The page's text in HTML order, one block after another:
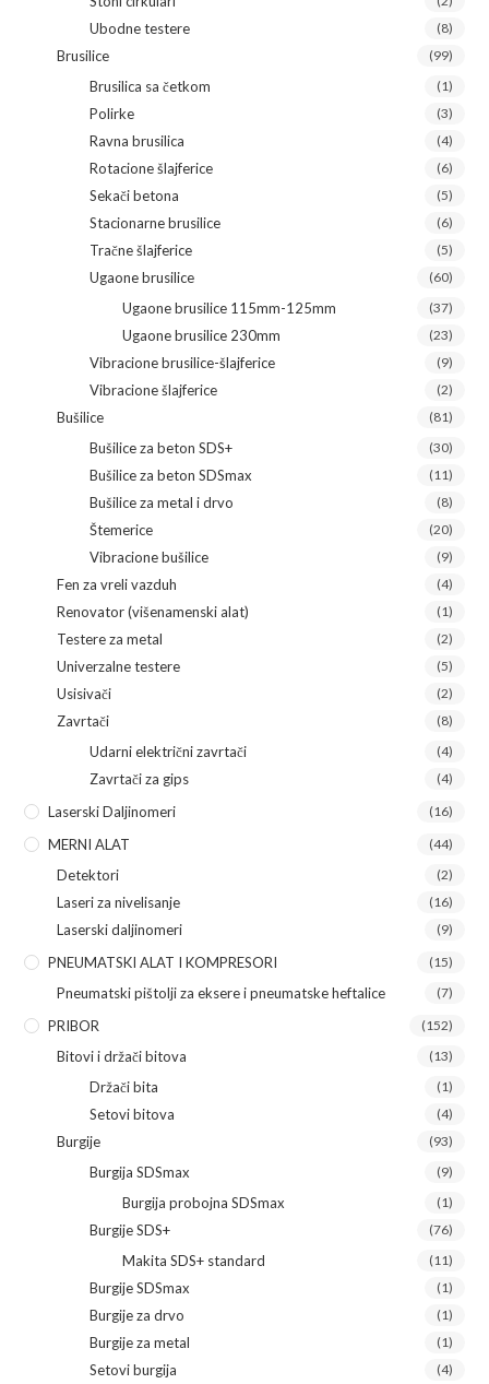
Ubodne testere (8)
Brusilice (99)
Brusilica sa četkom (1)
Polirke (3)
Ravna brusilica (4)
Rotacione šlajferice (6)
Sekači betona (5)
Stacionarne brusilice (6)
Tračne šlajferice (5)
Ugaone brusilice (60)
Ugaone brusilice 115mm-125mm (37)
Ugaone brusilice 230mm (23)
Vibracione brusilice-šlajferice (9)
Vibracione šlajferice (2)
Bušilice (81)
Bušilice za beton SDS+ (30)
Bušilice za beton SDSmax (11)
Bušilice za metal i drvo (8)
Štemerice (20)
Vibracione bušilice (9)
Fen za vreli vazduh (4)
Renovator (višenamenski alat) (1)
Testere za metal (2)
Univerzalne testere (5)
Usisivači (2)
Zavrtači (8)
Udarni električni zavrtači (4)
Zavrtači za gips (4)
Laserski Daljinomeri (16)
MERNI ALAT (44)
Detektori (2)
Laseri za nivelisanje (16)
Laserski daljinomeri (9)
PNEUMATSKI ALAT I KOMPRESORI (15)
Pneumatski pištolji za eksere i pneumatske heftalice (7)
PRIBOR (152)
Bitovi i držači bitova (13)
Držači bita (1)
Setovi bitova (4)
Burgije (93)
Burgija SDSmax (9)
Burgija probojna SDSmax (1)
Burgije SDS+ (76)
Makita SDS+ standard (11)
Burgije SDSmax (1)
Burgije za drvo (1)
Burgije za metal (1)
Setovi burgija (4)